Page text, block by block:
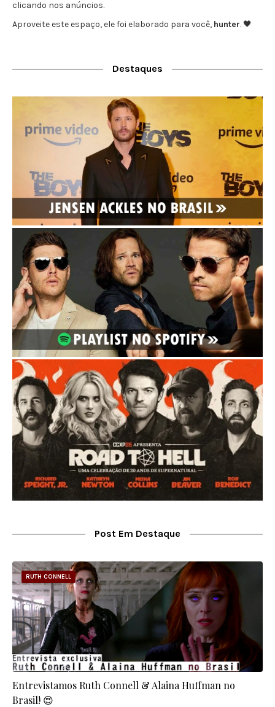
clicando nos anúncios.
Aproveite este espaço, ele foi elaborado para você, hunter. 🖤
Destaques
Post Em Destaque
RUTH CONNELL
Entrevistamos Ruth Connell & Alaina Huffman no
Brasil! 😍